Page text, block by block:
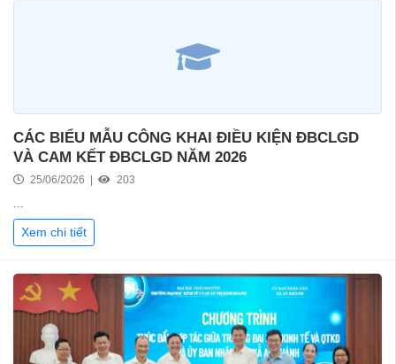
CÁC BIỂU MẪU CÔNG KHAI ĐIỀU KIỆN ĐBCLGD
VÀ CAM KẾT ĐBCLGD NĂM 2026
25/06/2026 | 203
...
Xem chi tiết